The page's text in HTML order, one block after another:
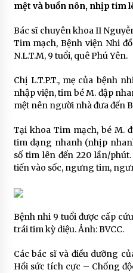
mệt và buồn nôn, nhịp tim
Bác sĩ chuyên khoa II
Tim mạch, Bệnh viện Nhi
N.L.T.M, 9 tuổi, quê Phú Yên.
Chị L.T.P.T., mẹ của bệnh
nhập viện, tim bé M. đập
mệt nên người nhà đưa đến
Tại khoa Tim mạch, bé M.
tim dạng nhanh (nhịp
số tim lên đến 220 lần/
tiến vào sốc, ngưng tim,
Bệnh nhi 9 tuổi được cấp
trái tim kỳ diệu. Ảnh: BVCC.
Các bác sĩ và điều dưỡng
Hồi sức tích cực – Chống